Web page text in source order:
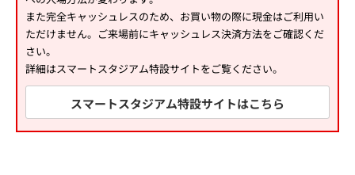
また完全キャッシュレスのため、お買い物の際に現金はご利用い
ただけません。ご来場前にキャッシュレス決済方法をご確認くだ
さい。
詳細はスマートスタジアム特設サイトをご覧ください。
スマートスタジアム特設サイトはこちら